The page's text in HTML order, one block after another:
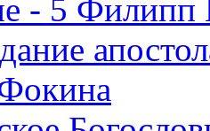
- 5 Филипп